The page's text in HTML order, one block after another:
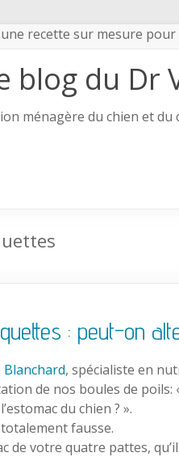
recette sur mesure pour
blog du Dr
ménagère du chien et
: peut-on
Blanchard, spécialiste en
de nos boules de
du chien ? ».
fausse.
de votre quatre pattes,